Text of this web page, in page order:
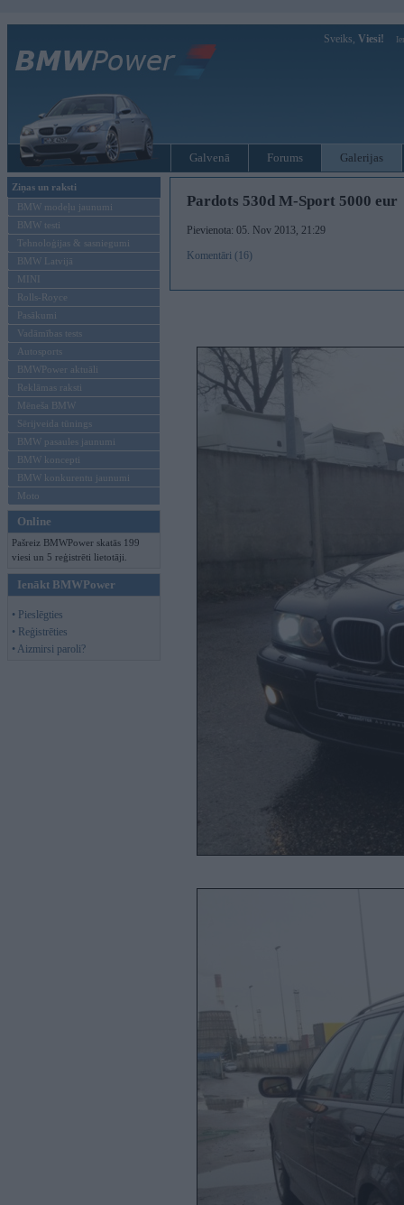
Sveiks, Viesi!
Galvenā Forums Galerijas
Ziņas un raksti
BMW modeļu jaunumi
BMW testi
Tehnoloģijas & sasniegumi
BMW Latvijā
MINI
Rolls-Royce
Pasākumi
Vadāmības tests
Autosports
BMWPower aktuāli
Reklāmas raksti
Mēneša BMW
Sērijveida tūnings
BMW pasaules jaunumi
BMW koncepti
BMW konkurentu jaunumi
Moto
Online
Pašreiz BMWPower skatās 199
viesi un 5 reģistrēti lietotāji.
Ienākt BMWPower
• Pieslēgties
• Reģistrēties
• Aizmirsi paroli?
Pardots 530d M-Sport 5000 eur
Pievienota: 05. Nov 2013, 21:29
Komentāri (16)